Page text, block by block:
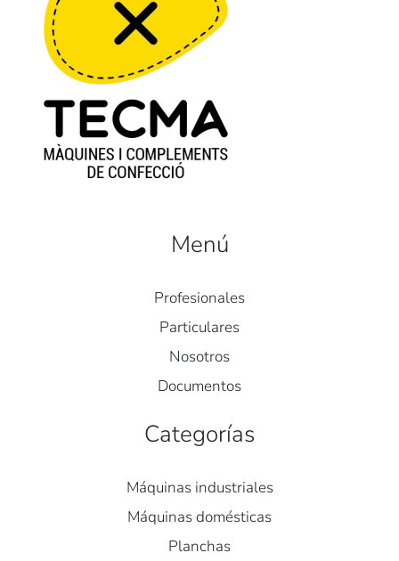
Menú
Profesionales
Particulares
Nosotros
Documentos
Categorías
Máquinas industriales
Máquinas domésticas
Planchas